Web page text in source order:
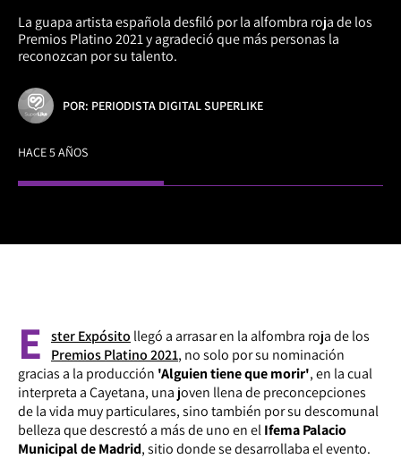
La guapa artista española desfiló por la alfombra roja de los
Premios Platino 2021 y agradeció que más personas la
reconozcan por su talento.
POR: PERIODISTA DIGITAL SUPERLIKE
HACE 5 AÑOS
E ster Expósito llegó a arrasar en la alfombra roja de los
Premios Platino 2021, no solo por su nominación
gracias a la producción 'Alguien tiene que morir', en la cual
interpreta a Cayetana, una joven llena de preconcepciones
de la vida muy particulares, sino también por su descomunal
belleza que descrestó a más de uno en elIfema Palacio
Municipal de Madrid, sitio donde se desarrollaba el evento.